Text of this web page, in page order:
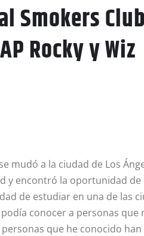
Smokers
Rocky y Wiz
mudó a la ciudad de Los
y encontró la oportunidad
de estudiar en una de las
conocer a personas que
que he conocido han